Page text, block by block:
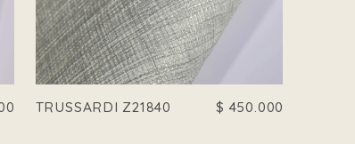
TRUSSARDI Z21840 $ 450.000